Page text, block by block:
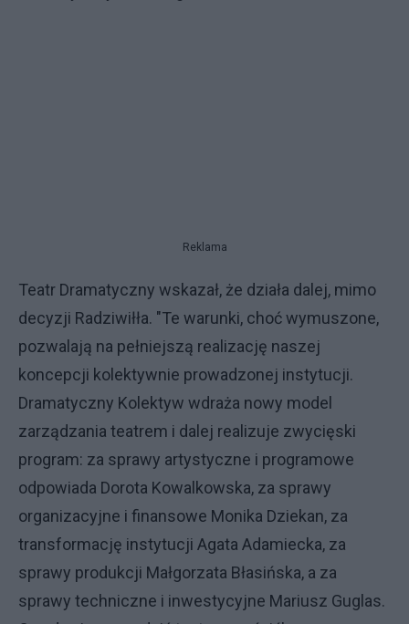
Reklama
Teatr Dramatyczny wskazał, że działa dalej, mimo
decyzji Radziwiłła. "Te warunki, choć wymuszone,
pozwalają na pełniejszą realizację naszej
koncepcji kolektywnie prowadzonej instytucji.
Dramatyczny Kolektyw wdraża nowy model
zarządzania teatrem i dalej realizuje zwycięski
program: za sprawy artystyczne i programowe
odpowiada Dorota Kowalkowska, za sprawy
organizacyjne i finansowe Monika Dziekan, za
transformację instytucji Agata Adamiecka, za
sprawy produkcji Małgorzata Błasińska, a za
sprawy techniczne i inwestycyjne Mariusz Guglas.